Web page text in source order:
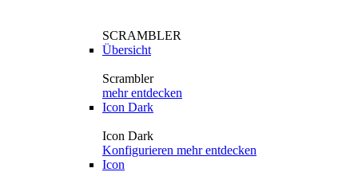
SCRAMBLER
Übersicht
Scrambler
mehr entdecken
Icon Dark
Icon Dark
Konfigurieren mehr entdecken
Icon